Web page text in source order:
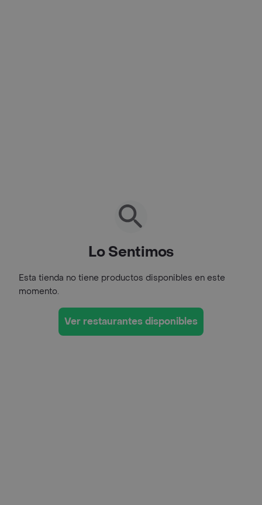
Lo Sentimos
Esta tienda no tiene productos disponibles en este
momento.
Ver restaurantes disponibles